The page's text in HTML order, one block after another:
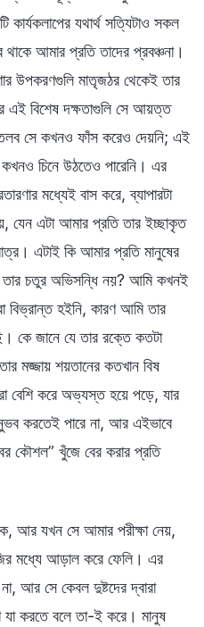
কার্যকলাপের যথার্থ সত্যিটাও সকল
আমার প্রতি তাদের প্রবঞ্চনা।
উপকরণগুলি মাতৃজঠর থেকেই তার
এই বিশেষ দক্ষতাগুলি সে আয়ত্ত
সে কখনও ফাঁস করেও দেয়নি; এই
চিনে উঠতেও পারেনি। এর
মধ্যেই বাস করে, ব্যাপারটা
যেন এটা আমার প্রতি তার ইচ্ছাকৃত
এটাই কি আমার প্রতি মানুষের
তার চতুর অভিসন্ধি নয়? আমি কখনই
বিভ্রান্ত হইনি, কারণ আমি তার
কে জানে যে তার রক্তে কতটা
মজ্জায় শয়তানের কতখান বিষ
বেশি করে অভ্যস্ত হয়ে পড়ে, যার
করতেই পারে না, আর এইভাবে
কৌশল” খুঁজে বের করার প্রতি
আর যখন সে আমার পরীক্ষা নেয়,
মধ্যে আড়াল করে ফেলি। এর
আর সে কেবল দুষ্টদের দ্বারা
যা করতে বলে তা-ই করে। মানুষ